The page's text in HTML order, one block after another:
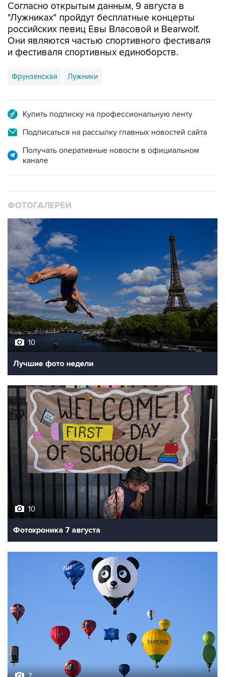
Согласно открытым данным, 9 августа в
"Лужниках" пройдут бесплатные концерты
российских певиц Евы Власовой и Bearwolf.
Они являются частью спортивного фестиваля
и фестиваля спортивных единоборств.
Фрунзенская Лужники
Купить подписку на профессиональную ленту
Подписаться на рассылку главных новостей сайта
Получать оперативные новости в официальном
канале
ФОТОГАЛЕРЕИ
10
Лучшие фото недели
10
Фотохроника 7 августа